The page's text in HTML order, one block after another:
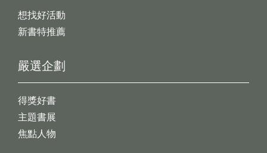
想找好活動
新書特推薦
嚴選企劃
得獎好書
主題書展
焦點人物